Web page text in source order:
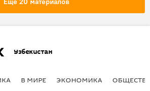
Узбекистан
В МИРЕ ЭКОНОМИКА